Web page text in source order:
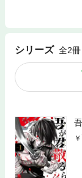
シリーズ 全2冊